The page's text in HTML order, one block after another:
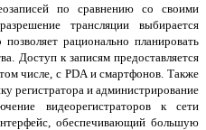
по сравнению со своими
трансляции выбирается
рационально планировать
Доступ к записям предоставляется
числе, с PDA и смартфонов. Также
регистратора и администрирование
видеорегистраторов к сети
обеспечивающий большую